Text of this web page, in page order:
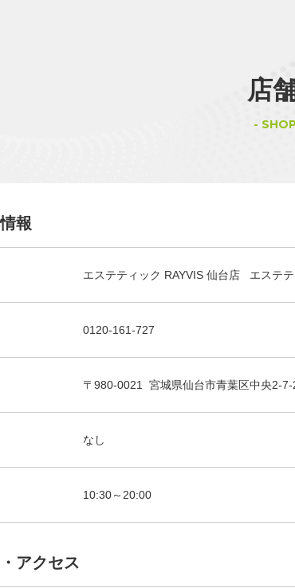
店
報
エステティック RAYVIS 仙台店 エステ
0120-161-727
〒980-0021 宮城県仙台市青葉区中央2-
なし
10:30～20:00
アクセス